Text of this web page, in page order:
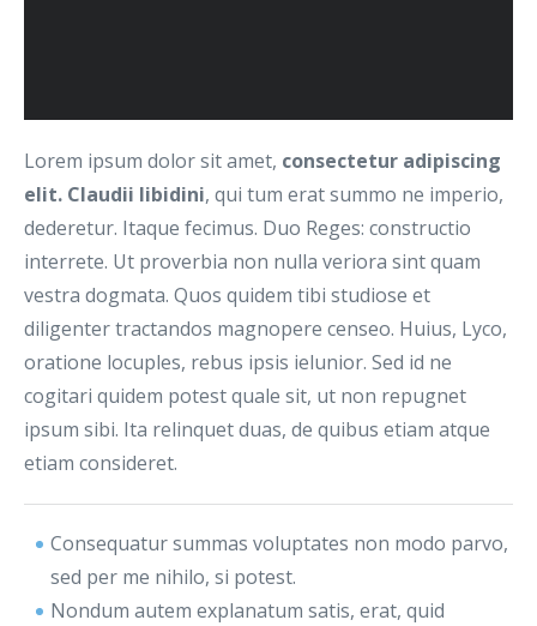
Lorem ipsum dolor sit amet, consectetur adipiscing
elit. Claudii libidini, qui tum erat summo ne imperio,
dederetur. Itaque fecimus. Duo Reges: constructio
interrete. Ut proverbia non nulla veriora sint quam
vestra dogmata. Quos quidem tibi studiose et
diligenter tractandos magnopere censeo. Huius, Lyco,
oratione locuples, rebus ipsis ielunior. Sed id ne
cogitari quidem potest quale sit, ut non repugnet
ipsum sibi. Ita relinquet duas, de quibus etiam atque
etiam consideret.
Consequatur summas voluptates non modo parvo,
sed per me nihilo, si potest.
Nondum autem explanatum satis, erat, quid